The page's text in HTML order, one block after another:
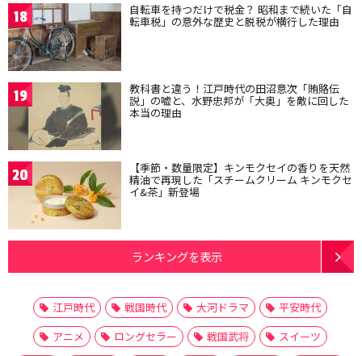
18 自転車を持つだけで税金？ 昭和まで続いた「自
転車税」の意外な歴史と脱税が横行した理由
19 教科書と違う！江戸時代の田沼意次「賄賂伝
説」の嘘と、水野忠邦が「大奥」を敵に回した
本当の理由
20 【季節・数量限定】キンモクセイの香りを天然
精油で再現した「スチームクリーム キンモクセ
イ&茶」新登場
ランキングを表示
江戸時代 戦国時代 大河ドラマ
平安時代
アニメ
ロングセラー 戦国武将
スイーツ